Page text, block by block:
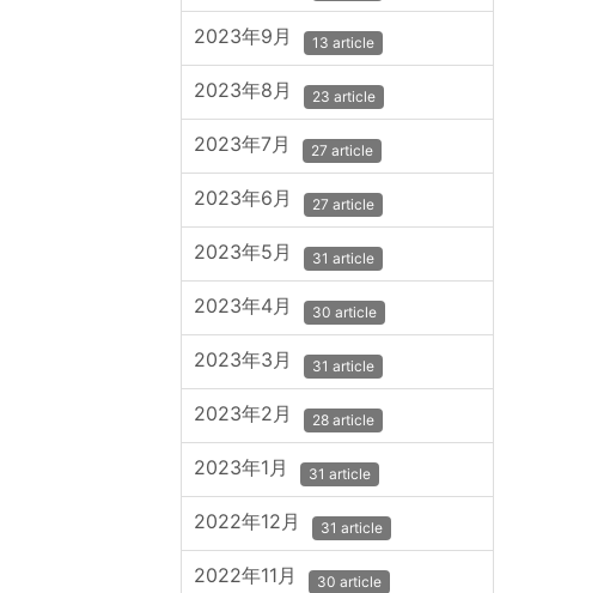
2023年9月 13 article
2023年8月 23 article
2023年7月 27 article
2023年6月 27 article
2023年5月 31 article
2023年4月 30 article
2023年3月 31 article
2023年2月 28 article
2023年1月 31 article
2022年12月 31 article
2022年11月 30 article